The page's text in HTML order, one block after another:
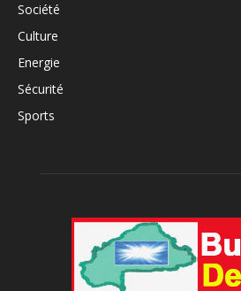
Société
Culture
Energie
Sécurité
Sports